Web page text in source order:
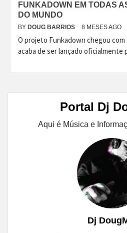
FUNKADOWN EM TODAS
DO MUNDO
BY DOUG BARRIOS 8 MESES AGO
O projeto Funkadown chegou
acaba de ser lançado oficialmente
Portal Dj
Aqui é Música e
Dj